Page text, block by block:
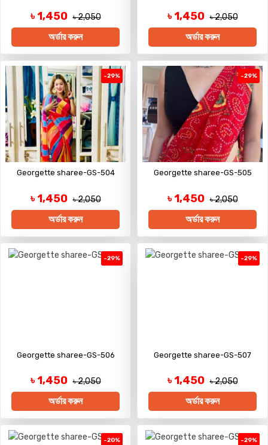
৳ 1,450 ৳ 2,050
অর্ডার করুন
৳ 1,450 ৳ 2,050
অর্ডার করুন
-29%
Georgette sharee-GS-504
৳ 1,450 ৳ 2,050
অর্ডার করুন
-29%
Georgette sharee-GS-505
৳ 1,450 ৳ 2,050
অর্ডার করুন
-29%
Georgette sharee-GS-506
৳ 1,450 ৳ 2,050
অর্ডার করুন
-29%
Georgette sharee-GS-507
৳ 1,450 ৳ 2,050
অর্ডার করুন
-20% -29%